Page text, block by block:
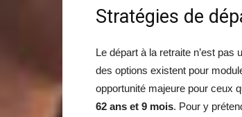
Stratégies de
Le départ à la retraite n’est
des options existent pour
opportunité majeure pour ceux
62 ans et 9 mois. Pour y